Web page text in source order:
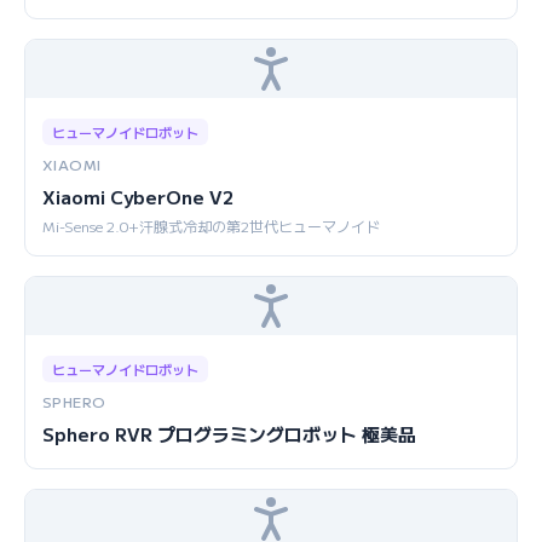
ヒューマノイドロボット
XIAOMI
Xiaomi CyberOne V2
Mi-Sense 2.0+汗腺式冷却の第2世代ヒューマノイド
ヒューマノイドロボット
SPHERO
Sphero RVR プログラミングロボット 極美品